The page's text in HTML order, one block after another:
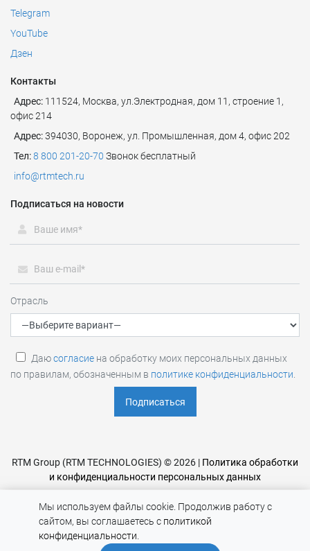
Мы используем файлы cookie. Продолжив работу с
сайтом, вы соглашаетесь с политикой
конфиденциальности
Telegram
YouTube
Дзен
Контакты
Адрес: 111524, Москва, ул.Электродная, дом 11, строение 1,
офис 214
Адрес:394030, Воронеж, ул. Промышленная, дом 4, офис 202
Тел:8 800 201-20-70 Звонок бесплатный
info@rtmtech.ru
Подписаться на новости
Отрасль
Даюсогласие на обработку моих персональных данных
по правилам, обозначенным в политике конфиденциальности
RTM Group (RTM TECHNOLOGIES) © 2026 | Политика обработки
и конфиденциальности персональных данных